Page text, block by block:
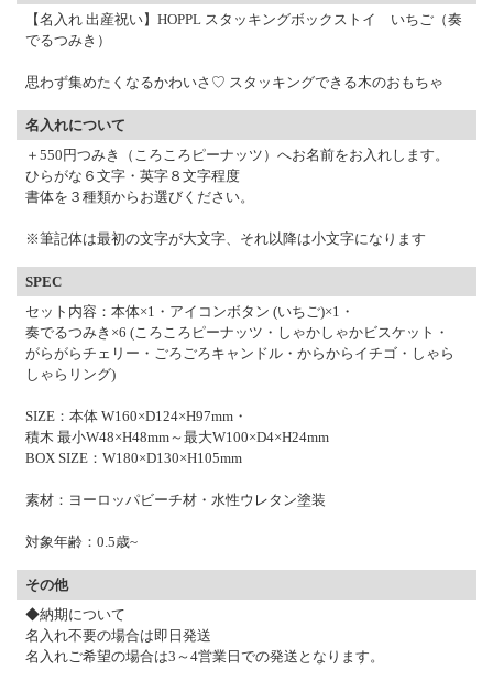
【名入れ 出産祝い】HOPPL スタッキングボックストイ いちご（奏
でるつみき）
思わず集めたくなるかわいさ♡ スタッキングできる木のおもちゃ
名入れについて
＋550円つみき（ころころピーナッツ）へお名前をお入れします。
ひらがな６文字・英字８文字程度
書体を３種類からお選びください。
※筆記体は最初の文字が大文字、それ以降は小文字になります
SPEC
セット内容：本体×1・アイコンボタン (いちご)×1・
奏でるつみき×6 (ころころピーナッツ・しゃかしゃかビスケット・
がらがらチェリー・ごろごろキャンドル・からからイチゴ・しゃら
しゃらリング)
SIZE：本体 W160×D124×H97mm・
積木 最小W48×H48mm～最大W100×D4×H24mm
BOX SIZE：W180×D130×H105mm
素材：ヨーロッパビーチ材・水性ウレタン塗装
対象年齢：0.5歳~
その他
◆納期について
名入れ不要の場合は即日発送
名入れご希望の場合は3～4営業日での発送となります。